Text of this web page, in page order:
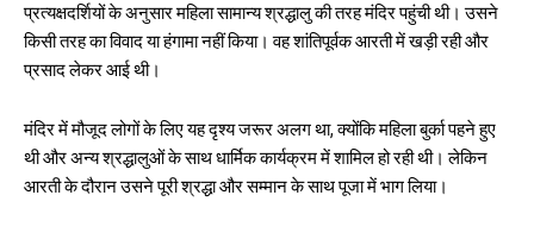
प्रत्यक्षदर्शियों के अनुसार महिला सामान्य श्रद्धालु की तरह मंदिर पहुंची थी। उसने
किसी तरह का विवाद या हंगामा नहीं किया। वह शांतिपूर्वक आरती में खड़ी रही और
प्रसाद लेकर आई थी।
मंदिर में मौजूद लोगों के लिए यह दृश्य जरूर अलग था, क्योंकि महिला बुर्का पहने हुए
थी और अन्य श्रद्धालुओं के साथ धार्मिक कार्यक्रम में शामिल हो रही थी। लेकिन
आरती के दौरान उसने पूरी श्रद्धा और सम्मान के साथ पूजा में भाग लिया।